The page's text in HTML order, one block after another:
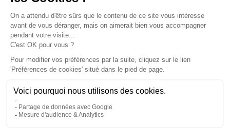
Conditions générales de vente (CGV)
Plan du site
Contactez-nous
Inscrivez-vous à notre Newsletter